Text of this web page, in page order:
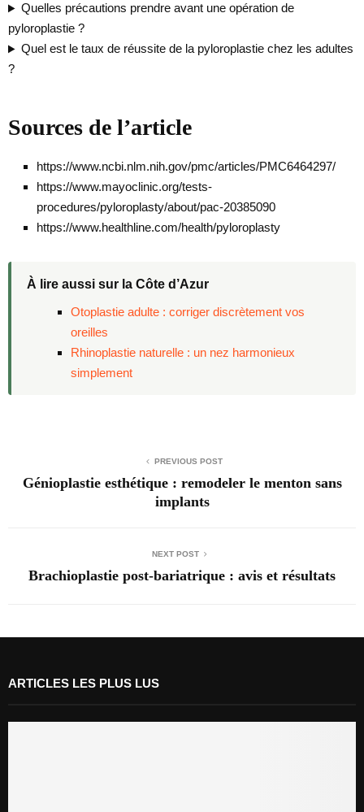
Quelles précautions prendre avant une opération de
pyloroplastie ?
Quel est le taux de réussite de la pyloroplastie chez les adultes
?
Sources de l’article
https://www.ncbi.nlm.nih.gov/pmc/articles/PMC6464297/
https://www.mayoclinic.org/tests-
procedures/pyloroplasty/about/pac-20385090
https://www.healthline.com/health/pyloroplasty
À lire aussi sur la Côte d’Azur
Otoplastie adulte : corriger discrètement vos
oreilles
Rhinoplastie naturelle : un nez harmonieux
simplement
PREVIOUS POST
Génioplastie esthétique : remodeler le menton sans
implants
NEXT POST
Brachioplastie post-bariatrique : avis et résultats
ARTICLES LES PLUS LUS